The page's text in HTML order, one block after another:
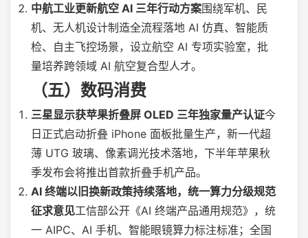
中航工业更新航空 AI 三年行动方案围绕军机、民
机、无人机设计制造全流程落地 AI 仿真、智能质
检、自主飞控场景，设立航空 AI 专项实验室，批
量培养跨领域 AI 航空复合型人才。
（五）数码消费
三星显示获苹果折叠屏 OLED 三年独家量产认证今
日正式启动折叠 iPhone 面板批量生产，新一代超
薄 UTG 玻璃、像素调光技术落地，下半年苹果秋
季发布会将推出首款折叠手机产品。
AI 终端以旧换新政策持续落地，统一算力分级规范
征求意见工信部公开《AI 终端产品通用规范》，统
一 AIPC、AI 手机、智能眼镜算力标注标准；全国